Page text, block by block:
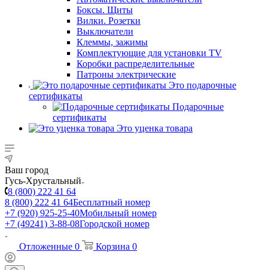
Боксы. Щиты
Вилки. Розетки
Выключатели
Клеммы, зажимы
Комплектующие для установки TV
Коробки распределительные
Патроны электрические
Это подарочные
сертификаты
Подарочные
сертификаты
Это уценка товара
Ваш город
Гусь-Хрустальный
8 (800) 222 41 64
8 (800) 222 41 64Бесплатный номер
+7 (920) 925-25-40Мобильный номер
+7 (49241) 3-88-08Городской номер
Отложенные 0 Корзина 0